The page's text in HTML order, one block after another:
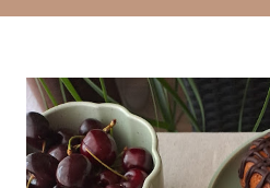
Ohlađene ukrasiti belom
kokosom i prah šećerom.